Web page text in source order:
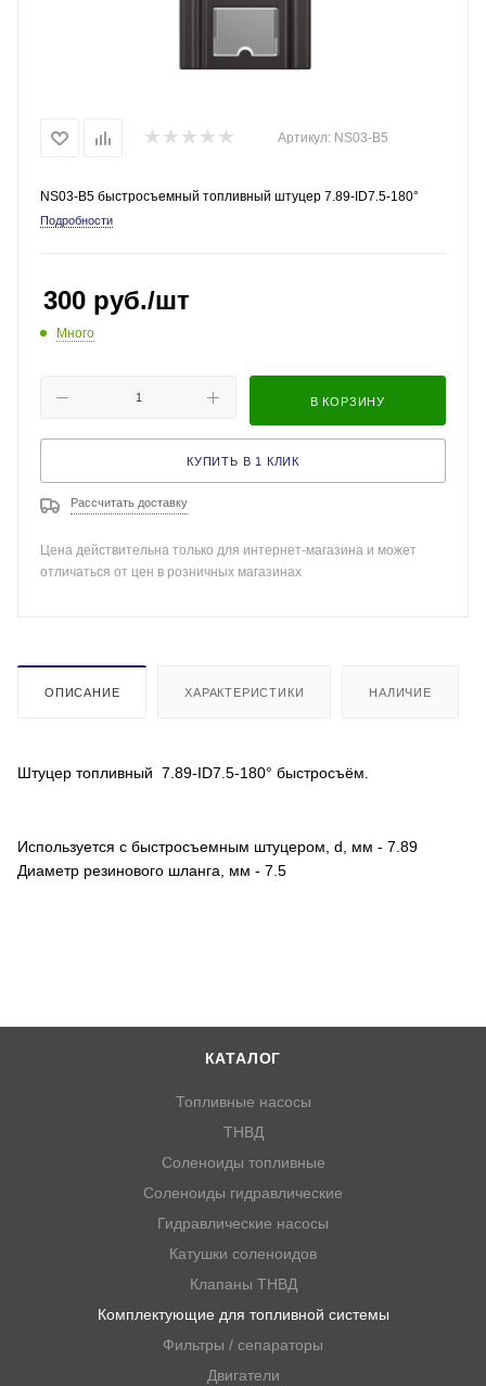
Артикул: NS03-B5
NS03-B5 быстросъемный топливный штуцер 7.89-ID7.5-180°
Подробности
300 руб./шт
Много
В КОРЗИНУ
КУПИТЬ В 1 КЛИК
Рассчитать доставку
Цена действительна только для интернет-магазина и может
отличаться от цен в розничных магазинах
ОПИСАНИЕ ХАРАКТЕРИСТИКИ НАЛИЧИЕ
Штуцер топливный 7.89-ID7.5-180° быстросъём.
Используется с быстросъемным штуцером, d, мм - 7.89
Диаметр резинового шланга, мм - 7.5
КАТАЛОГ
Топливные насосы
ТНВД
Соленоиды топливные
Соленоиды гидравлические
Гидравлические насосы
Катушки соленоидов
Клапаны ТНВД
Комплектующие для топливной системы
Фильтры / сепараторы
Двигатели